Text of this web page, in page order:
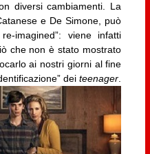
diversi cambiamenti. La
e De Simone, può
imagined”: viene infatti
che non è stato mostrato
ai nostri giorni al fine
deiteenager